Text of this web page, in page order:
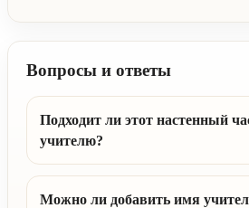
Вопросы и ответы
Подходит ли этот настенный
учителю?
Можно ли добавить имя